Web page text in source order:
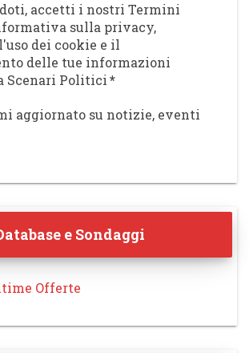
accetti i nostri Termini
sulla privacy,
dei cookie e il
delle tue informazioni
Scenari Politici*
aggiornato su notizie, eventi
e Sondaggi
Offerte